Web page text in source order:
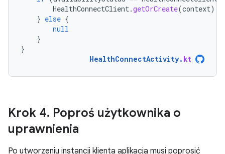
HealthConnectClient.getOrCreate(context)
} else {
null
}
}
HealthConnectActivity. kt
Krok 4. Poproś użytkownika o
uprawnienia
Po utworzeniu instancji klienta aplikacja musi poprosić